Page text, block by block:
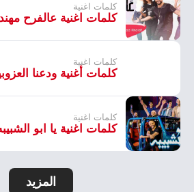
كلمات اغنية
كلمات اغنية عالفرح
كلمات اغنية
كلمات أغنية ودعنا
كلمات اغنية
كلمات اغنية يا ابو الشبيبه
المزيد